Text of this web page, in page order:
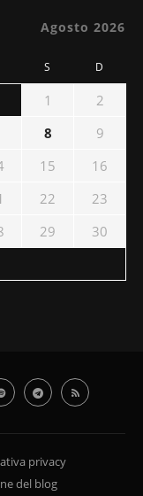
Agosto 2026
S D
1
2
8
9
15
16
22
23
29
30
privacy
del blog